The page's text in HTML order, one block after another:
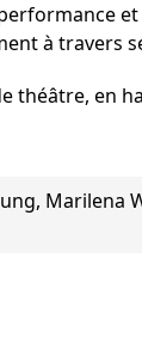
à travers
théâtre, en
Marilena